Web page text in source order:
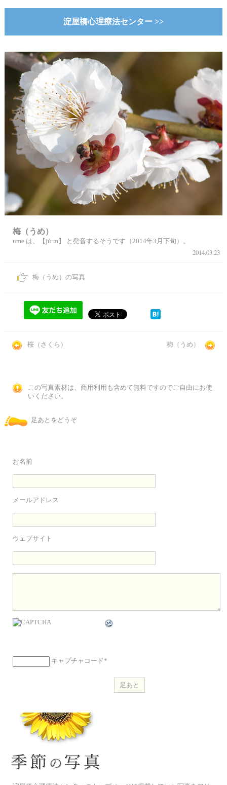
淀屋橋心理療法センター >>
梅（うめ）
ume は、【júːm】 と発音するそうです（2014年3月下旬）。
2014.03.23
梅（うめ）の写真
桜（さくら） 梅（うめ）
この写真素材は、商用利用も含めて無料ですのでご自由にお使
いください。
足あとをどうぞ
お名前
メールアドレス
ウェブサイト
キャプチャコード *